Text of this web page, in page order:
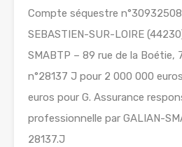
Compte séquestre
SEBASTIEN-SUR-LOIRE
SMABTP – 89 rue de la Boétie,
n°28137 J pour 2 000 000
euros pour G. Assurance
professionnelle par GALIAN-
28137.J